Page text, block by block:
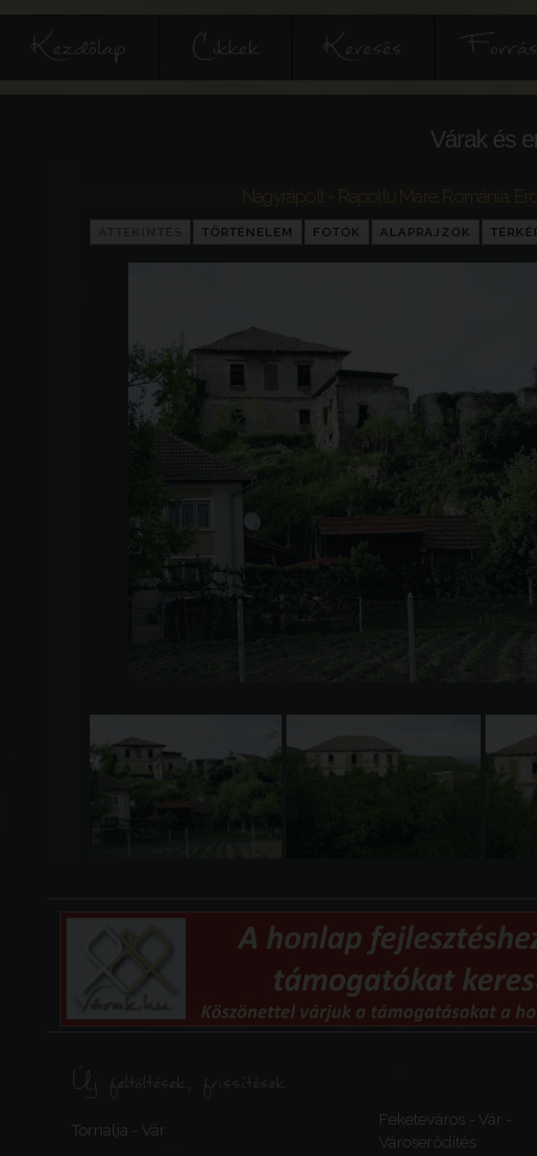
Kezdőlap Cikkek Keresés
Várak és
Nagyrápolt - Rapoltu Mare Románia
TÖRTÉNELEM FOTÓK ALAPRAJZOK
Új feltöltések, frissítések
Tornalja - Vár
Feketeváros - Vár -
Városerődítés